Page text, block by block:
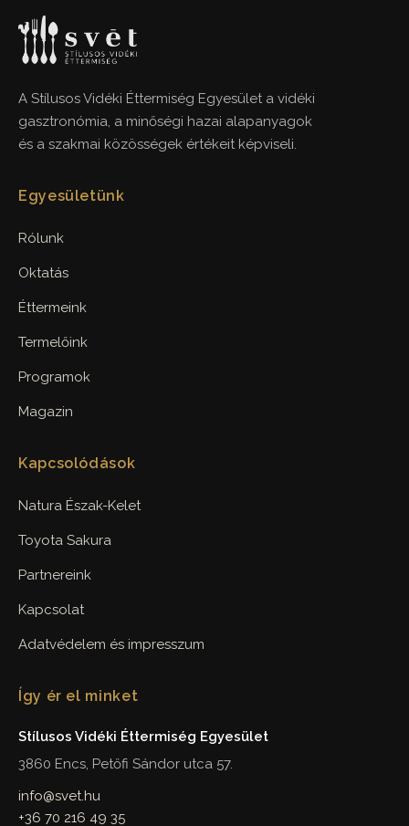
A Stílusos Vidéki Éttermiség Egyesület a vidéki
gasztronómia, a minőségi hazai alapanyagok
és a szakmai közösségek értékeit képviseli.
Egyesületünk
Rólunk
Oktatás
Éttermeink
Termelőink
Programok
Magazin
Kapcsolódások
Natura Észak-Kelet
Toyota Sakura
Partnereink
Kapcsolat
Adatvédelem és impresszum
Így ér el minket
Stílusos Vidéki Éttermiség Egyesület
3860 Encs, Petőfi Sándor utca 57.
info@svet.hu
+36 70 216 49 35